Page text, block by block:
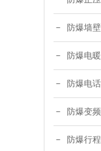
防爆墙
防爆电
防爆电话
防爆变
防爆行